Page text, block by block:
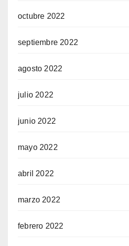
octubre 2022
septiembre 2022
agosto 2022
julio 2022
junio 2022
mayo 2022
abril 2022
marzo 2022
febrero 2022